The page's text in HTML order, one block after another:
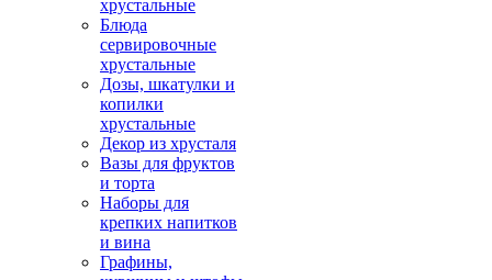
хрустальные
Блюда
сервировочные
хрустальные
Дозы, шкатулки и
копилки
хрустальные
Декор из хрусталя
Вазы для фруктов
и торта
Наборы для
крепких напитков
и вина
Графины,